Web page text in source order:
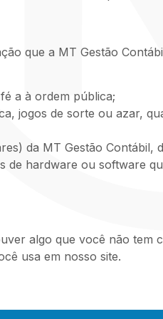
que a MT Gestão
a à ordem pública;
jogos de sorte ou azar,
da MT Gestão
hardware ou software
algo que você não tem
usa em nosso site.